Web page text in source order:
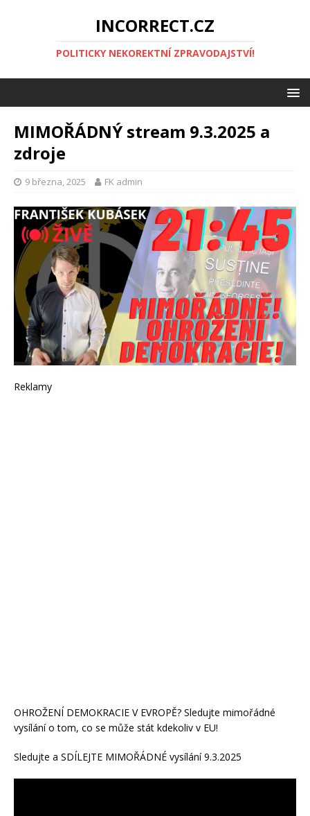
INCORRECT.CZ
POLITICKY NEKOREKTNÍ ZPRAVODAJSTVÍ!
MIMOŘÁDNÝ stream 9.3.2025 a
zdroje
9 března, 2025 FK admin
Reklamy
OHROŽENÍ DEMOKRACIE V EVROPĚ? Sledujte mimořádné
vysílání o tom, co se může stát kdekoliv v EU!
Sledujte a SDÍLEJTE MIMOŘÁDNÉ vysílání 9.3.2025